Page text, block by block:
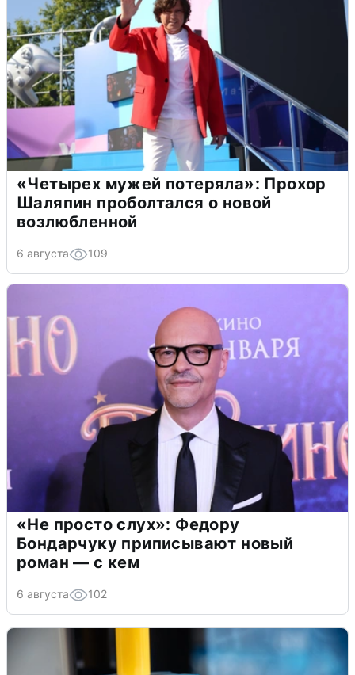
«Четырех мужей потеряла»: Прохор
Шаляпин проболтался о новой
возлюбленной
6 августа 109
«Не просто слух»: Федору
Бондарчуку приписывают новый
роман — с кем
6 августа 102